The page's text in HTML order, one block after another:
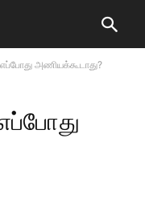
அணியக்கூடாது?